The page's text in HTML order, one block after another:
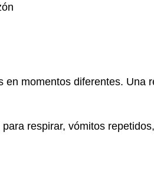
momentos diferentes. Una
respirar, vómitos